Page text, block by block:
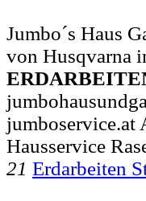
Jumbo´s Haus
von Husqvarna
jumboservice.at
Hausservice
21 Erdarbeiten